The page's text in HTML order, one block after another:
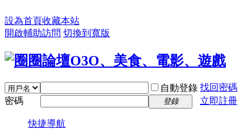
設為首頁收藏本站
開啟輔助訪問 切換到寬版
自動登錄 找回密碼
密碼
登錄 立即註冊
快捷導航